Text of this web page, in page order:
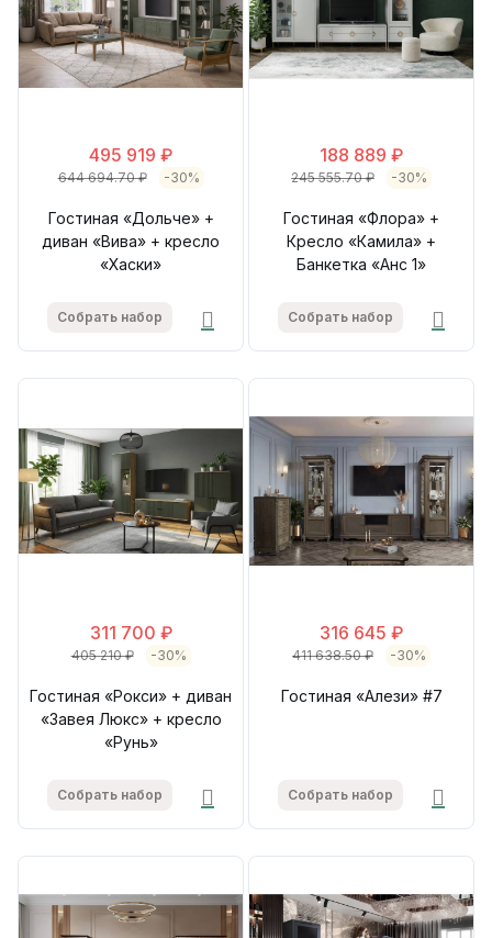
495 919 ₽
644 694.70 ₽ -30%
Гостиная «Дольче» +
диван «Вива» + кресло
«Хаски»
Собрать набор
188 889 ₽
245 555.70 ₽ -30%
Гостиная «Флора» +
Кресло «Камила» +
Банкетка «Анс 1»
Собрать набор
311 700 ₽
405 210 ₽ -30%
Гостиная «Рокси» + диван
«Завея Люкс» + кресло
«Рунь»
Собрать набор
316 645 ₽
411 638.50 ₽ -30%
Гостиная «Алези» #7
Собрать набор